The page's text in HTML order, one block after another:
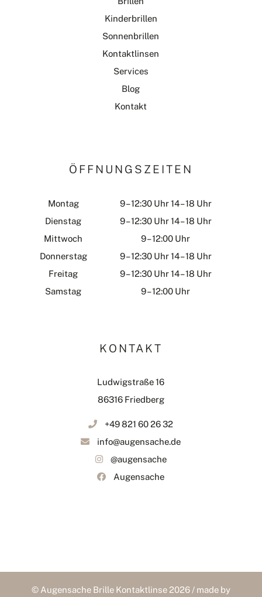
Kinderbrillen
Sonnenbrillen
Kontaktlinsen
Services
Blog
Kontakt
ÖFFNUNGSZEITEN
Montag
9 – 12:30 Uhr 14 – 18 Uhr
Dienstag
9 – 12:30 Uhr 14 – 18 Uhr
Mittwoch
9 – 12:00 Uhr
Donnerstag
9 – 12:30 Uhr 14 – 18 Uhr
Freitag
9 – 12:30 Uhr 14 – 18 Uhr
Samstag
9 – 12:00 Uhr
KONTAKT
Ludwigstraße 16
86316 Friedberg
+49 821 60 26 32
info@augensache.de
@augensache
Augensache
© Augensache Brille Kontaktlinse 2026 / made by